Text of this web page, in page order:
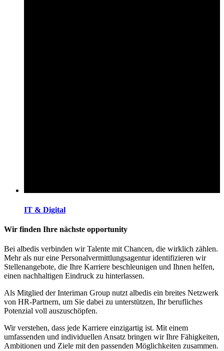
IT & Digital
Wir finden Ihre nächste opportunity
Bei albedis verbinden wir Talente mit Chancen, die wirklich zählen.
Mehr als nur eine Personalvermittlungsagentur identifizieren wir
Stellenangebote, die Ihre Karriere beschleunigen und Ihnen helfen,
einen nachhaltigen Eindruck zu hinterlassen.
Als Mitglied der Interiman Group nutzt albedis ein breites Netzwerk
von HR-Partnern, um Sie dabei zu unterstützen, Ihr berufliches
Potenzial voll auszuschöpfen.
Wir verstehen, dass jede Karriere einzigartig ist. Mit einem
umfassenden und individuellen Ansatz bringen wir Ihre Fähigkeiten,
Ambitionen und Ziele mit den passenden Möglichkeiten zusammen.